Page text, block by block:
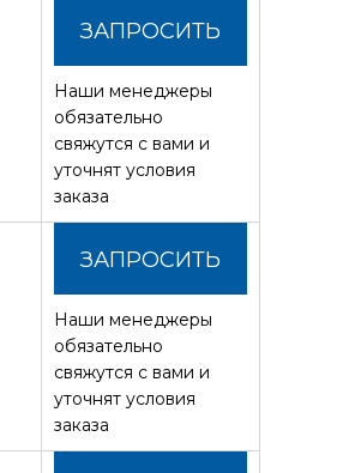
ЗАПРОСИТЬ
СТОИМОСТЬ
Наши менеджеры
обязательно
свяжутся с вами и
уточнят условия
заказа
ЗАПРОСИТЬ
СТОИМОСТЬ
Наши менеджеры
обязательно
свяжутся с вами и
уточнят условия
заказа